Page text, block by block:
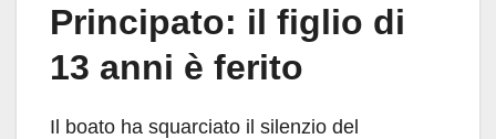
Principato: il figlio di
13 anni è ferito
Il boato ha squarciato il silenzio del